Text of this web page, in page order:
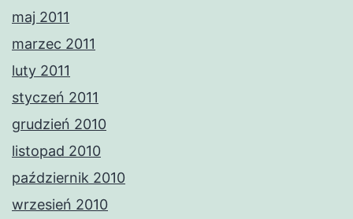
maj 2011
marzec 2011
luty 2011
styczeń 2011
grudzień 2010
listopad 2010
październik 2010
wrzesień 2010